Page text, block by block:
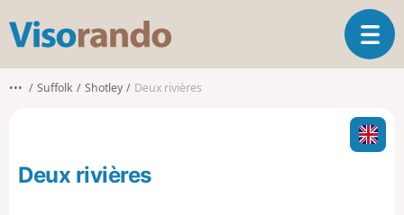
s
o
O
u
i
r
l
••• Suffolk Shotley Deux rivières
Deux rivières